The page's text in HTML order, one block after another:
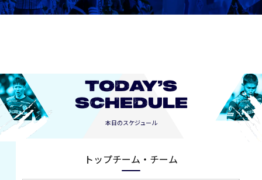
TODAY’S
SCHEDULE
本日のスケジュール
トップチーム・チーム